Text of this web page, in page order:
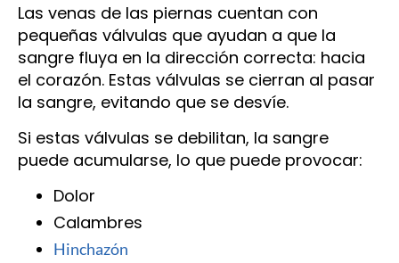
Las venas de las piernas cuentan con
pequeñas válvulas que ayudan a que la
sangre fluya en la dirección correcta: hacia
el corazón. Estas válvulas se cierran al pasar
la sangre, evitando que se desvíe.
Si estas válvulas se debilitan, la sangre
puede acumularse, lo que puede provocar:
Dolor
Calambres
Hinchazón